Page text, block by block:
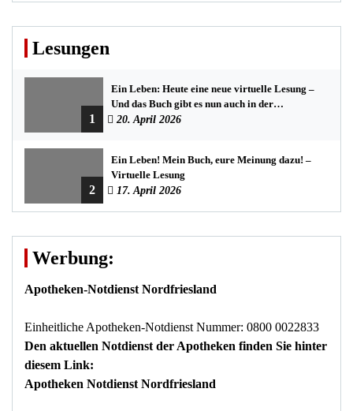
Lesungen
1
Ein Leben: Heute eine neue virtuelle Lesung –
Und das Buch gibt es nun auch in der
Bredstedter Stadtbuchhandlung
20. April 2026
2
Ein Leben! Mein Buch, eure Meinung dazu! –
Virtuelle Lesung
17. April 2026
Werbung:
Apotheken-Notdienst Nordfriesland
Einheitliche Apotheken-Notdienst Nummer: 0800 0022833
Den aktuellen Notdienst der Apotheken finden Sie hinter
diesem Link:
Apotheken Notdienst Nordfriesland